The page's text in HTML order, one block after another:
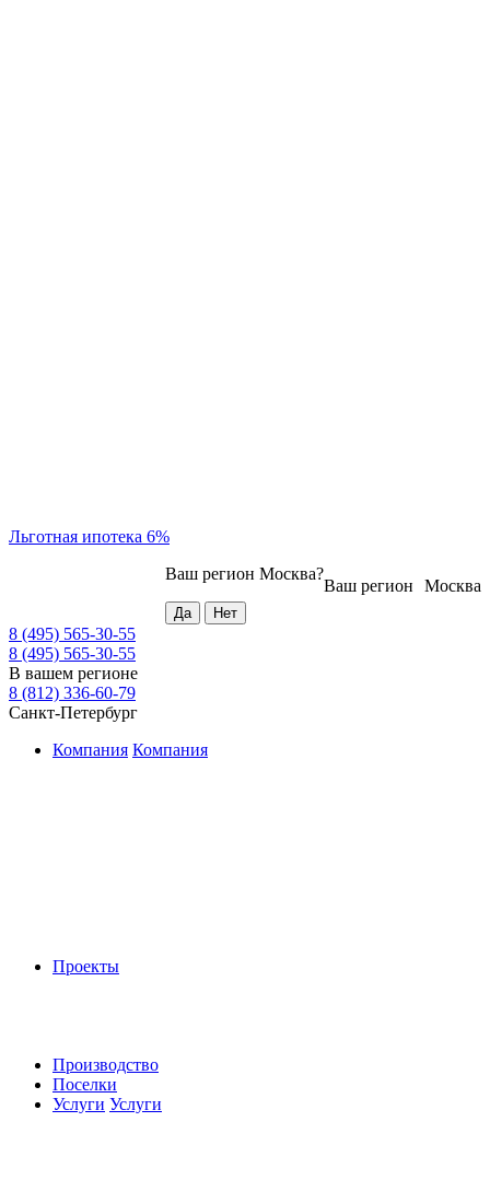
Льготная ипотека 6%
Москва
Ваш регион
Ваш регион Москва?
8 (495) 565-30-55
8 (495) 565-30-55
В вашем регионе
8 (812) 336-60-79
Санкт-Петербург
Компания Компания
Проекты
Производство
Поселки
Услуги Услуги